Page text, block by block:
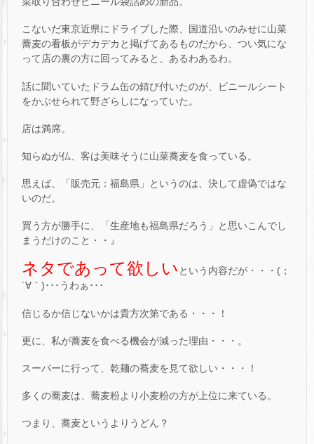
こないだ東京近県にドライブした際、国道沿いのみせに山菜
蕎麦の看板がデカデカと掲げてあるものだから、つい気にな
って店の裏の方に回ってみると、あるわあるわ。
話に聞いていたドラム缶の錆び付いたのが、ビニールシート
をかぶせられて野ざらしになっていた。
店は満席。
知らぬが仏、客は美味そうに山菜蕎麦を食っている。
思えば、「販売元：福島県」というのは、決して虚偽ではな
いのだ。
買う方が勝手に、「生産地も福島県だろう」と思いこんでし
まうだけのこと・・』
ネタであって欲しい という内容だが・・・(；
´∀｀)･･･うわぁ･･･
信じるか信じないかは貴方次第である・・・！
更に、私が蕎麦を食べる機会が減った理由・・・。
スーパーに行って、乾麺の蕎麦を見て欲しい・・・！
多くの蕎麦は、蕎麦粉より小麦粉の方が上位に来ている。
つまり、蕎麦というよりうどん？